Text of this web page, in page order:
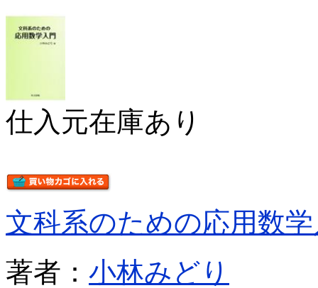
仕入元在庫あり
文科系のための応用数
著者： 小林みどり